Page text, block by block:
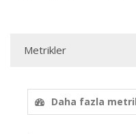
Metrikler
Daha fazla